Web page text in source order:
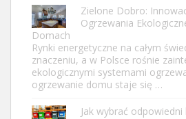
Zielone Dobro:
Ogrzewania
Domach
Rynki energetyczne na całym
znaczeniu, a w Polsce rośnie
ekologicznymi systemami
ogrzewanie domu staje się …
Jak wybrać